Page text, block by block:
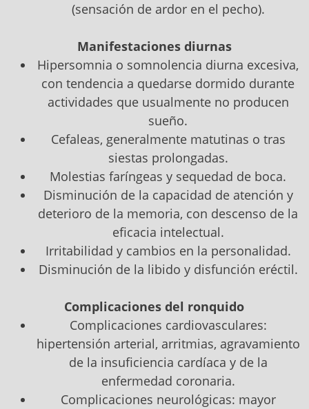
(sensación de ardor en el pecho).
Manifestaciones diurnas
Hipersomnia o somnolencia diurna excesiva,
con tendencia a quedarse dormido durante
actividades que usualmente no producen
sueño.
Cefaleas, generalmente matutinas o tras
siestas prolongadas.
Molestias faríngeas y sequedad de boca.
Disminución de la capacidad de atención y
deterioro de la memoria, con descenso de la
eficacia intelectual.
Irritabilidad y cambios en la personalidad.
Disminución de la libido y disfunción eréctil.
Complicaciones del ronquido
Complicaciones cardiovasculares:
hipertensión arterial, arritmias, agravamiento
de la insuficiencia cardíaca y de la
enfermedad coronaria.
Complicaciones neurológicas: mayor